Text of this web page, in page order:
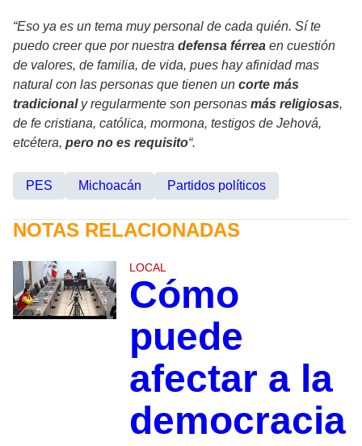
“Eso ya es un tema muy personal de cada quién. Sí te
puedo creer que por nuestra defensa férrea en cuestión
de valores, de familia, de vida, pues hay afinidad mas
natural con las personas que tienen un corte más
tradicionaly regularmente son personas más religiosas,
de fe cristiana, católica, mormona, testigos de Jehová,
etcétera, pero no es requisito“.
PES Michoacán Partidos políticos
NOTAS RELACIONADAS
LOCAL
Cómo
puede
afectar a la
democracia